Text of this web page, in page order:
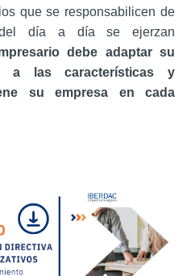
que se responsabilicen de
día a día se ejerzan
debe adaptar su
a las características y
su empresa en cada